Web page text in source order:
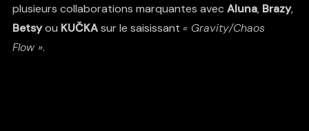
plusieurs collaborations marquantes avec Aluna, Brazy,
Betsyou KUČKAsur le saisissant « Gravity/Chaos
Flow ».